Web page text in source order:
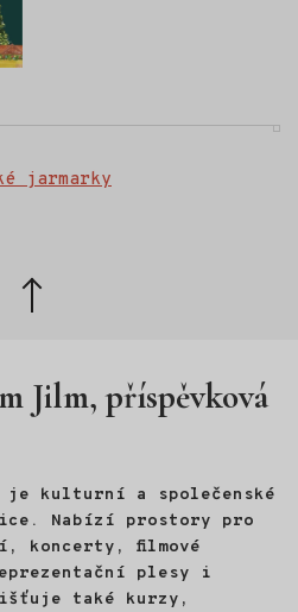
jarmarky
Zpět
nahoru
Jilm, příspěvková
je kulturní a společenské
Nabízí prostory pro
koncerty, filmové
plesy i
také kurzy,